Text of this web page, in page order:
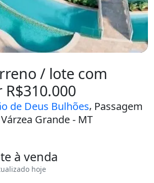
/ lote com
de Deus Bulhões, Passagem
Grande - MT
à venda
hoje